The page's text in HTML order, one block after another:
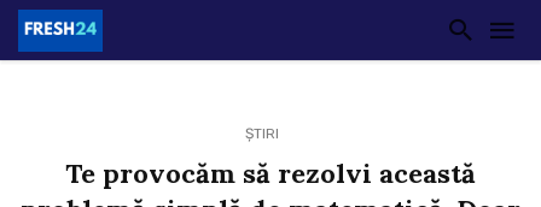
ȘTIRI
Te provocăm să rezolvi această